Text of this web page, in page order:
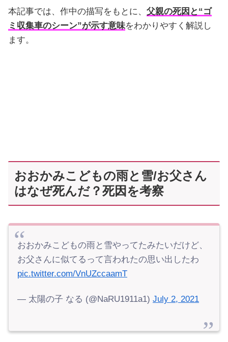
本記事では、作中の描写をもとに、 父親の死因と“ゴ
ミ収集車のシーン”が示す意味をわかりやすく解説し
ます。
おおかみこどもの雨と雪/お父さん
はなぜ死んだ？死因を考察
おおかみこどもの雨と雪やってたみたいだけど、
お父さんに似てるって言われたの思い出したわ
pic.twitter.com/VnUZccaamT
— 太陽の子 なる (@NaRU1911a1) July 2, 2021